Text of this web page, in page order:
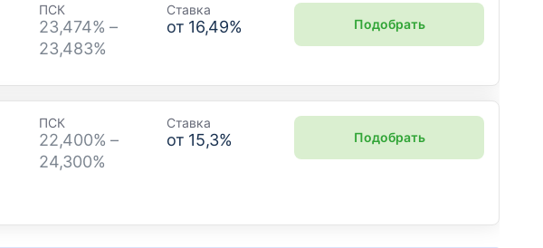
ПСК
23,474% –
23,483%
Ставка
от 16,49% Подобрать
ПСК
22,400% –
24,300%
Ставка
от 15,3% Подобрать